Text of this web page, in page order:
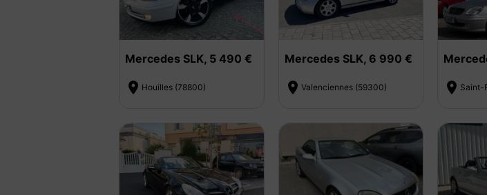
Mercedes SLK, 5 490 €
 Houilles (78800)
Mercedes SLK, 6 990 €
 Valenciennes (59300)  Saint-